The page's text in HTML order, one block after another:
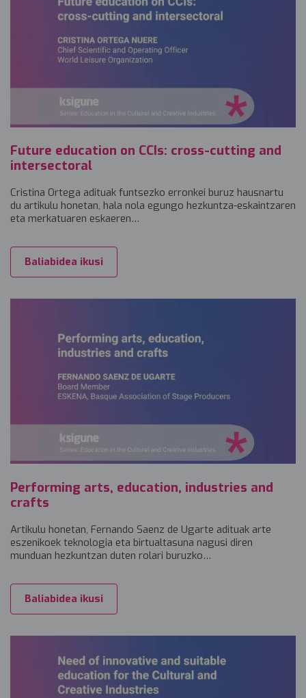
Future education on CCIs: cross-cutting and
intersectoral
Cristina Ortega adituak funtsezko erronkei buruz hausnartu
du artikulu honetan, hala nola egungo hezkuntza-eskaintzaren
eta merkatuaren eskaeren…
Baliabidea ikusi
Performing arts, education, industries and
crafts
Artikulu honetan, Fernando Saenz de Ugarte adituak arte
eszenikoek teknologia eta birtualtasuna nagusi diren
munduan hezkuntzan duten rolari buruzko…
Baliabidea ikusi